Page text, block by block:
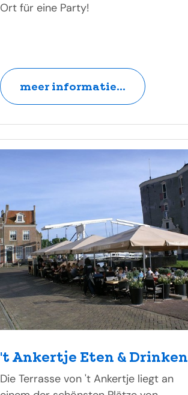
Ort für eine Party!
meer informatie...
't Ankertje Eten & Drinken
Die Terrasse von 't Ankertje liegt an